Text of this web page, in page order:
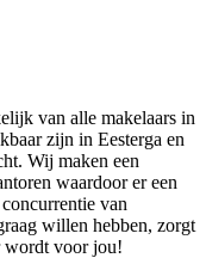
van alle makelaars in
zijn in Eesterga en
Wij maken een
waardoor er een
van
willen hebben, zorgt
wordt voor jou!